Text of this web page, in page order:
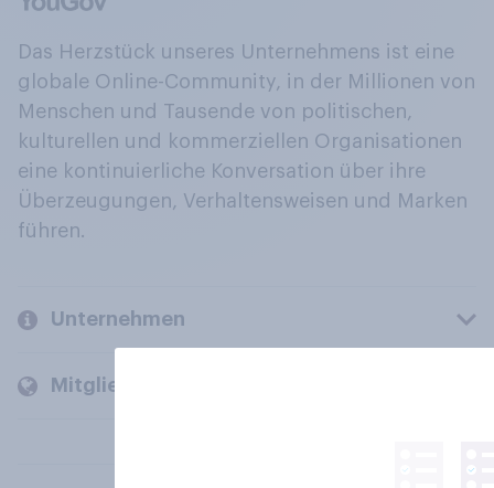
Das Herzstück unseres Unternehmens ist eine
globale Online-Community, in der Millionen von
Menschen und Tausende von politischen,
kulturellen und kommerziellen Organisationen
eine kontinuierliche Konversation über ihre
Überzeugungen, Verhaltensweisen und Marken
führen.
Unternehmen
Mitglieder und Kunden